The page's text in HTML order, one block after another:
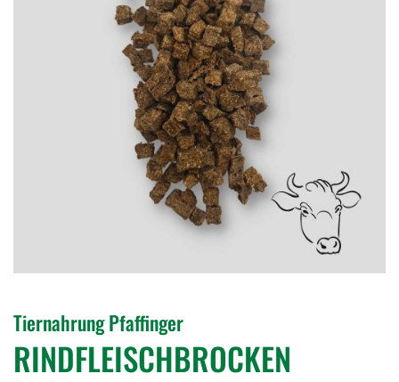
Tiernahrung Pfaffinger
RINDFLEISCHBROCKEN